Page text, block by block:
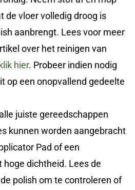
de vloer volledig droog is
aanbrengt. Lees voor meer
over het reinigen van
hier. Probeer indien nodig
op een onopvallend gedeelte
juiste gereedschappen
kunnen worden aangebracht
Pad of een
hoge dichtheid. Lees de
polish om te controleren of